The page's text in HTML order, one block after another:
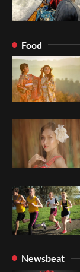
Food
Newsbeat